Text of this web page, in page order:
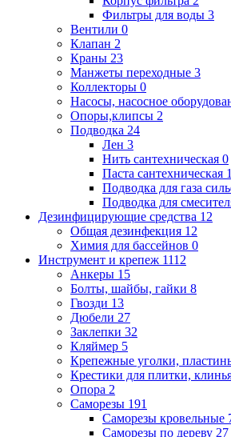
Фильтры для воды 3
Вентили 0
Клапан 2
Краны 23
Манжеты переходные 3
Коллекторы 0
Насосы, насосное
Опоры,клипсы 2
Подводка 24
Лен 3
Нить сантехническая 0
Паста сантехническая 1
Подводка для газа
Подводка для
Дезинфицирующие средства 12
Общая дезинфекция 12
Химия для бассейнов 0
Инструмент и крепеж 1112
Анкеры 15
Болты, шайбы, гайки 8
Гвозди 13
Дюбели 27
Заклепки 32
Кляймер 5
Крепежные уголки,
Крестики для плитки,
Опора 2
Саморезы 191
Саморезы кровельные
Саморезы по дереву 27